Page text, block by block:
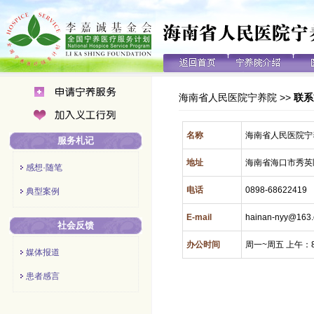
服务札记
感想·随笔
典型案例
社会反馈
媒体报道
患者感言
海南省人民医院宁养院 >> 联
名称 海南省人民医院
地址 海南省海口市秀
电话 0898-68622419
E-mail hainan-
办公时间 周一~周五 上午